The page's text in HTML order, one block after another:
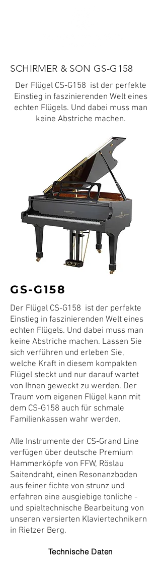
SCHIRMER & SON GS-G158
Der Flügel CS-G158 ist der perfekte
Einstieg in faszinierenden Welt eines
echten Flügels. Und dabei muss man
keine Abstriche machen.
GS-G158
Der Flügel CS-G158 ist der perfekte
Einstieg in faszinierenden Welt eines
echten Flügels. Und dabei muss man
keine Abstriche machen. Lassen Sie
sich verführen und erleben Sie,
welche Kraft in diesem kompakten
Flügel steckt und nur darauf wartet
von Ihnen geweckt zu werden. Der
Traum vom eigenen Flügel kann mit
dem CS-G158 auch für schmale
Familienkassen wahr werden.
Alle Instrumente der CS-Grand Line
verfügen über deutsche Premium
Hammerköpfe von FFW, Röslau
Saitendraht, einen Resonanzboden
aus feiner fichte von strunz und
erfahren eine ausgiebige tonliche -
und spieltechnische Bearbeitung von
unseren versierten Klaviertechnikern
in Rietzer Berg.
Technische Daten